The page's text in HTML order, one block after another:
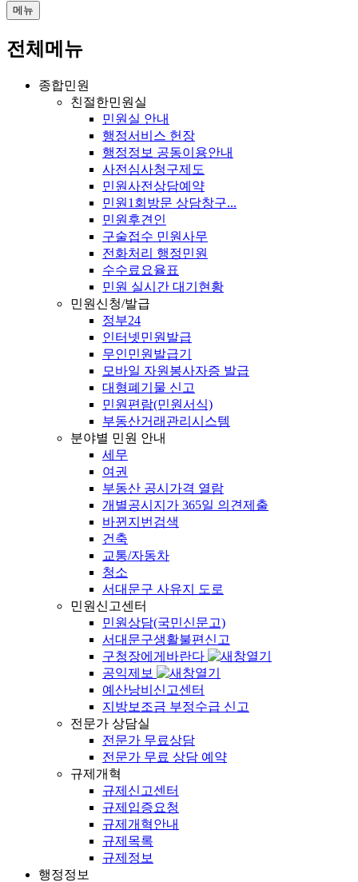
메뉴
전체메뉴
종합민원
친절한민원실
민원실 안내
행정서비스 헌장
행정정보 공동이용안내
사전심사청구제도
민원사전상담예약
민원1회방문 상담창구...
민원후견인
구술접수 민원사무
전화처리 행정민원
수수료요율표
민원 실시간 대기현황
민원신청/발급
정부24
인터넷민원발급
무인민원발급기
모바일 자원봉사자증 발급
대형폐기물 신고
민원편람(민원서식)
부동산거래관리시스템
분야별 민원 안내
세무
여권
부동산 공시가격 열람
개별공시지가 365일 의견제출
바뀐지번검색
건축
교통/자동차
청소
서대문구 사유지 도로
민원신고센터
민원상담(국민신문고)
서대문구생활불편신고
구청장에게바란다
공익제보
예산낭비신고센터
지방보조금 부정수급 신고
전문가 상담실
전문가 무료상담
전문가 무료 상담 예약
규제개혁
규제신고센터
규제입증요청
규제개혁안내
규제목록
규제정보
행정정보